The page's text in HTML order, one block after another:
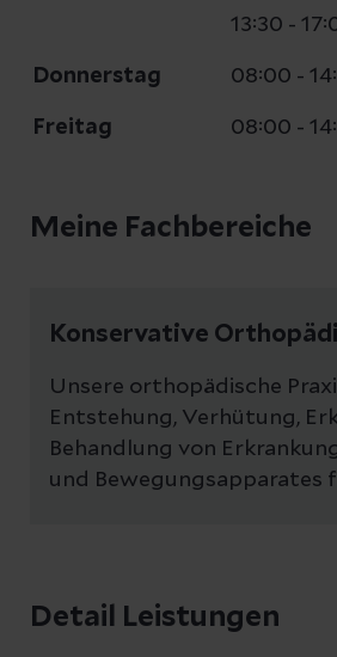
13:30 -
Donnerstag 08:00 -
Freitag 08:00 -
Meine Fachbereiche
Konservative
Unsere orthopädische
Entstehung, Verhütung,
Behandlung von
und Bewegungsapparates
Detail Leistungen